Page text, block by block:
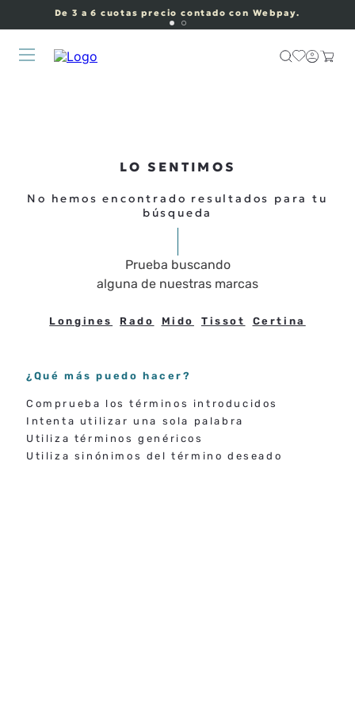
De 3 a 6 cuotas precio contado con Webpay.
LO SENTIMOS
No hemos encontrado resultados para tu
búsqueda
Prueba buscando
alguna de nuestras marcas
Longines Rado Mido Tissot Certina
¿Qué más puedo hacer?
Comprueba los términos introducidos
Intenta utilizar una sola palabra
Utiliza términos genéricos
Utiliza sinónimos del término deseado